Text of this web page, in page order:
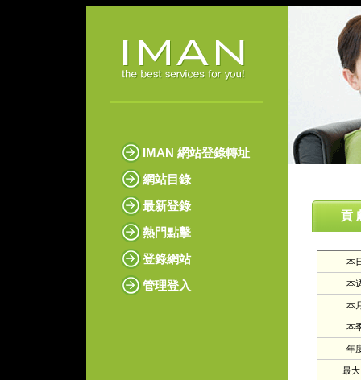
IMAN 網站登錄轉址
網站目錄
最新登錄
熱門點擊
登錄網站
管理登入
貢
本
本
本
本
年
最